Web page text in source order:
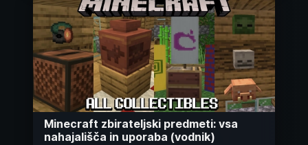
Minecraft zbirateljski predmeti: vsa
nahajališča in uporaba (vodnik)